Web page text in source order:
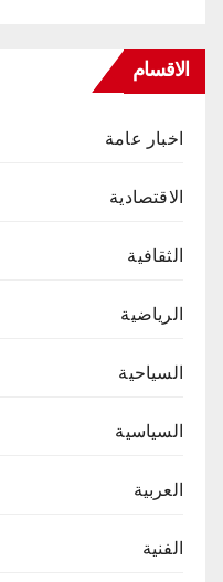
الاقسام
اخبار عامة
الاقتصادية
الثقافية
الرياضية
السياحية
السياسية
العربية
الفنية